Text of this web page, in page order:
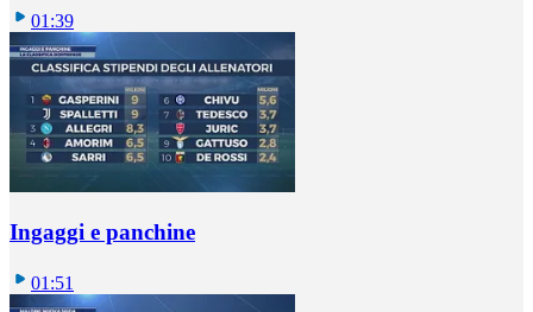
01:39
Ingaggi e panchine
01:51